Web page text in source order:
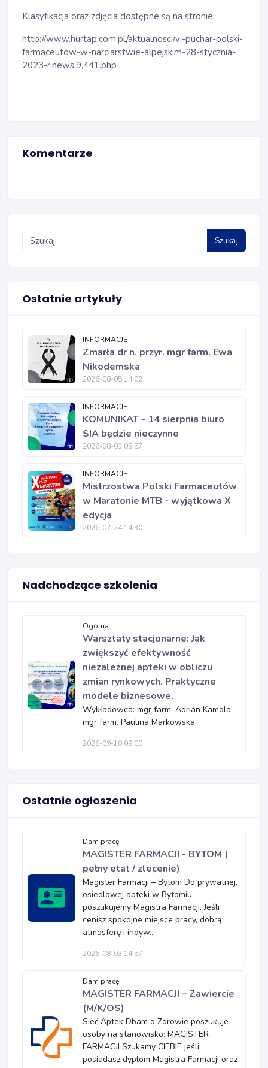
Klasyfikacja oraz zdjęcia dostępne są na stronie:
http://www.hurtap.com.pl/aktualnosci/vi-puchar-polski-
farmaceutow-w-narciarstwie-alpejskim-28-stycznia-
2023-r,news,9,441.php
Komentarze
Szukaj
Ostatnie artykuły
INFORMACJE
Zmarła dr n. przyr. mgr farm. Ewa
Nikodemska
2026-08-05 14:02
INFORMACJE
KOMUNIKAT - 14 sierpnia biuro
SIA będzie nieczynne
2026-08-03 09:57
INFORMACJE
Mistrzostwa Polski Farmaceutów
w Maratonie MTB - wyjątkowa X
edycja
2026-07-24 14:30
Nadchodzące szkolenia
Ogólna
Warsztaty stacjonarne: Jak
zwiększyć efektywność
niezależnej apteki w obliczu
zmian rynkowych. Praktyczne
modele biznesowe.
Wykładowca: mgr farm. Adrian Kamola,
mgr farm. Paulina Markowska
2026-09-10 09:00
Ostatnie ogłoszenia
Dam pracę
MAGISTER FARMACJI - BYTOM (
pełny etat / zlecenie)
Magister Farmacji – Bytom Do prywatnej,
osiedlowej apteki w Bytomiu
poszukujemy Magistra Farmacji. Jeśli
cenisz spokojne miejsce pracy, dobrą
atmosferę i indyw...
2026-08-03 14:57
Dam pracę
MAGISTER FARMACJI – Zawiercie
(M/K/OS)
Sieć Aptek Dbam o Zdrowie poszukuje
osoby na stanowisko: MAGISTER
FARMACJI Szukamy CIEBIE jeśli:
posiadasz dyplom Magistra Farmacji oraz